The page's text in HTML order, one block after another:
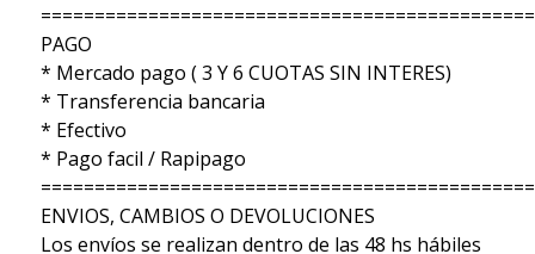
PAGO
* Mercado pago ( 3 Y 6 CUOTAS SIN INTERES)
* Transferencia bancaria
* Efectivo
* Pago facil / Rapipago
ENVIOS, CAMBIOS O DEVOLUCIONES
Los envíos se realizan dentro de las 48 hs hábiles